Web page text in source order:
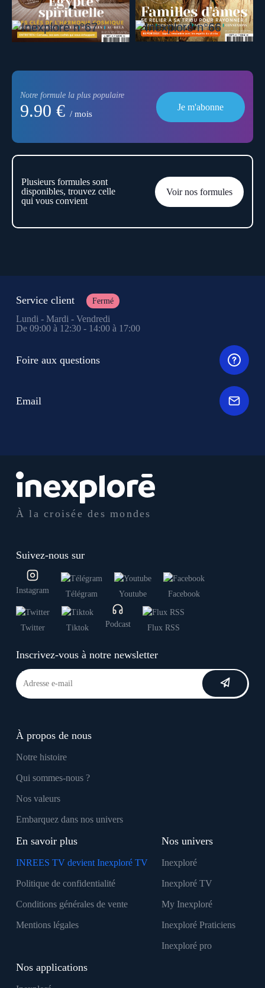
Notre formule la plus populaire
9.90 € / mois
Je m'abonne
Plusieurs formules sont
disponibles, trouvez celle
qui vous convient
Voir nos formules
À la croisée des mondes
Suivez-nous sur
Instagram Télégram Youtube Facebook
Twitter Tiktok Podcast Flux RSS
Inscrivez-vous à notre newsletter
À propos de nous
Notre histoire
Qui sommes-nous ?
Nos valeurs
Embarquez dans nos univers
En savoir plus
INREES TV devient Inexploré TV
Politique de confidentialité
Conditions générales de vente
Mentions légales
Nos univers
Inexploré
Inexploré TV
My Inexploré
Inexploré Praticiens
Inexploré pro
Nos applications
Service client Fermé
Lundi - Mardi - Vendredi
De 09:00 à 12:30 - 14:00 à 17:00
Foire aux questions
Email